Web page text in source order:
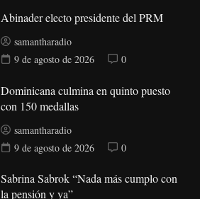
Abinader electo presidente del PRM
samantharadio
9 de agosto de 2026
0
Dominicana culmina en quinto puesto
con 150 medallas
samantharadio
9 de agosto de 2026
0
Sabrina Sabrok “Nada más cumplo con
la pensión y ya”